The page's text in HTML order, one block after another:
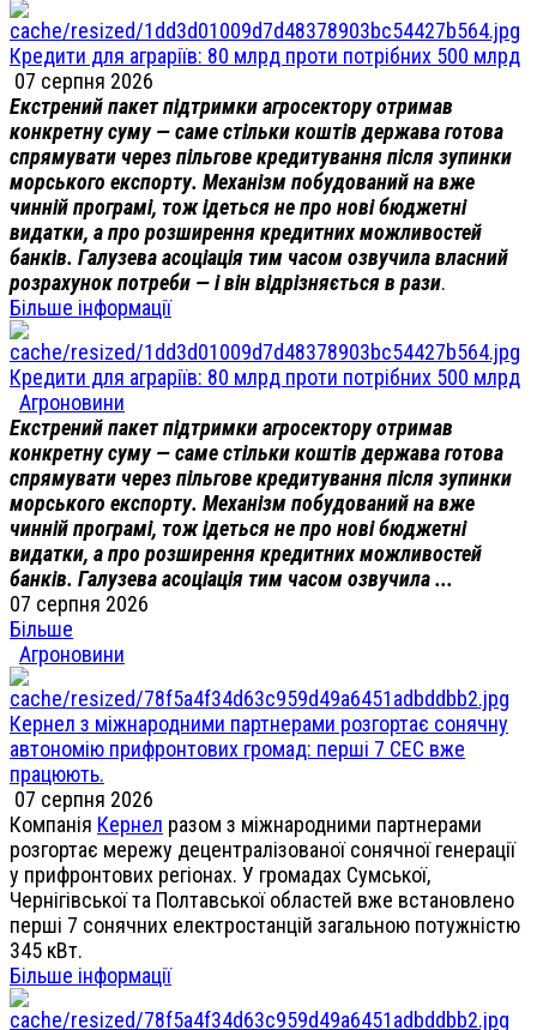
Кредити для аграріїв: 80 млрд проти потрібних 500 млрд
07 серпня 2026
Екстрений пакет підтримки агросектору отримав
конкретну суму — саме стільки коштів держава готова
спрямувати через пільгове кредитування після зупинки
морського експорту. Механізм побудований на вже
чинній програмі, тож ідеться не про нові бюджетні
видатки, а про розширення кредитних можливостей
банків. Галузева асоціація тим часом озвучила власний
розрахунок потреби — і він відрізняється в рази.
Більше інформації
Кредити для аграріїв: 80 млрд проти потрібних 500 млрд
Агроновини
Екстрений пакет підтримки агросектору отримав
конкретну суму — саме стільки коштів держава готова
спрямувати через пільгове кредитування після зупинки
морського експорту. Механізм побудований на вже
чинній програмі, тож ідеться не про нові бюджетні
видатки, а про розширення кредитних можливостей
банків. Галузева асоціація тим часом озвучила ...
07 серпня 2026
Більше
Агроновини
Кернел з міжнародними партнерами розгортає сонячну
автономію прифронтових громад: перші 7 СЕС вже
працюють.
07 серпня 2026
Компанія Кернел разом з міжнародними партнерами
розгортає мережу децентралізованої сонячної генерації
у прифронтових регіонах. У громадах Сумської,
Чернігівської та Полтавської областей вже встановлено
перші 7 сонячних електростанцій загальною потужністю
345 кВт.
Більше інформації